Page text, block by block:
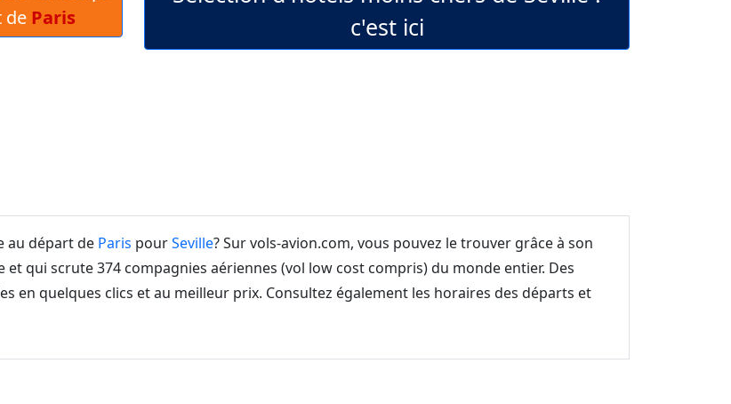
de Paris
c'est ici
au départ de Paris pourSeville? Sur vols-avion.com, vous pouvez le trouver grâce à son
qui scrute 374 compagnies aériennes (vol low cost compris) du monde entier. Des
en quelques clics et au meilleur prix. Consultez également les horaires des départs et